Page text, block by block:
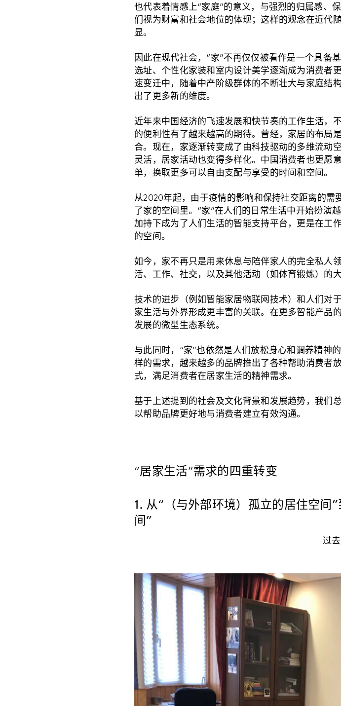
也代表着情感上“家庭”的意义，与强烈的归属感、
们视为财富和社会地位的体现；这样的观念在近代
显。
因此在现代社会，“家”不再仅仅被看作是一个具备
选址、个性化家装和室内设计美学逐渐成为消费者
速变迁中，随着中产阶级群体的不断壮大与家庭结
出了更多新的维度。
近年来中国经济的飞速发展和快节奏的工作生活，
的便利性有了越来越高的期待。曾经，家居的布局
合。现在，家逐渐转变成了由科技驱动的多维流动
灵活，居家活动也变得多样化。中国消费者也更愿
单，换取更多可以自由支配与享受的时间和空间。
从2020年起，由于疫情的影响和保持社交距离的
了家的空间里。“家”在人们的日常生活中开始扮演
加持下成为了人们生活的智能支持平台，更是在工
的空间。
如今，家不再只是用来休息与陪伴家人的完全私人
活、工作、社交，以及其他活动（如体育锻炼）的大
技术的进步（例如智能家居物联网技术）和人们对
家生活与外界形成更丰富的关联。在更多智能产品
发展的微型生态系统。
与此同时，“家”也依然是人们放松身心和调养精神
样的需求，越来越多的品牌推出了各种帮助消费者
式，满足消费者在居家生活的精神需求。
基于上述提到的社会及文化背景和发展趋势，我们
以帮助品牌更好地与消费者建立有效沟通。
“居家生活”需求的四重转变
1. 从“（与外部环境）孤立的居住空间
间”
过去